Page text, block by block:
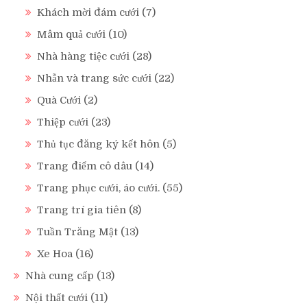
Khách mời đám cưới (7)
Mâm quả cưới (10)
Nhà hàng tiệc cưới (28)
Nhẫn và trang sức cưới (22)
Quà Cưới (2)
Thiệp cưới (23)
Thủ tục đăng ký kết hôn (5)
Trang điểm cô dâu (14)
Trang phục cưới, áo cưới. (55)
Trang trí gia tiên (8)
Tuần Trăng Mật (13)
Xe Hoa (16)
Nhà cung cấp (13)
Nội thất cưới (11)